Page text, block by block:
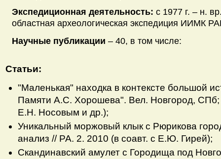
Экспедиционная деятельность: с 1977 г. – н.
областная археологическая экспедиция ИИМК
Научные публикации – 40, в том числе:
Статьи:
"Маленькая" находка в контексте большой
Памяти А.С. Хорошева". Вел. Новгород, СПб;
Е.Н. Носовым и др.);
Уникальный моржовый клык с Рюрикова
анализ // РА. 2. 2010 (в соавт. с Е.Ю. Гирей);
Скандинавский амулет с Городища под